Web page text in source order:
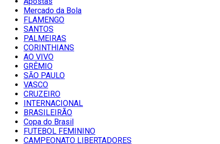
Mercado da Bola
FLAMENGO
SANTOS
PALMEIRAS
CORINTHIANS
AO VIVO
GRÊMIO
SĀO PAULO
VASCO
CRUZEIRO
INTERNACIONAL
BRASILEIRÃO
Copa do Brasil
FUTEBOL FEMININO
CAMPEONATO LIBERTADORES